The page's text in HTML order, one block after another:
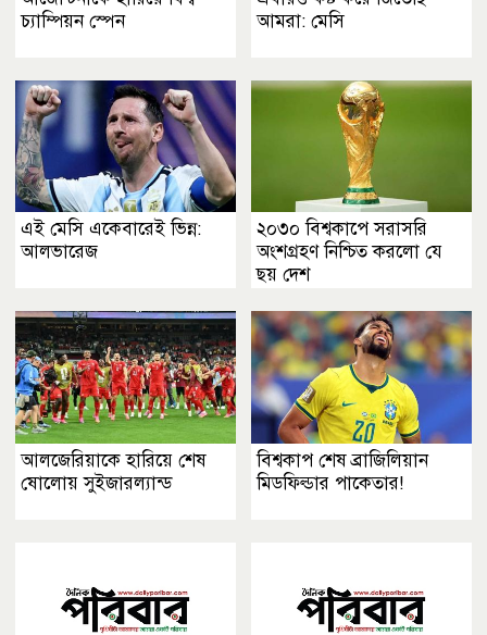
চ্যাম্পিয়ন স্পেন
আমরা: মেসি
এই মেসি একেবারেই ভিন্ন:
আলভারেজ
২০৩০ বিশ্বকাপে সরাসরি
অংশগ্রহণ নিশ্চিত করলো যে
ছয় দেশ
আলজেরিয়াকে হারিয়ে শেষ
ষোলোয় সুইজারল্যান্ড
বিশ্বকাপ শেষ ব্রাজিলিয়ান
মিডফিল্ডার পাকেতার!